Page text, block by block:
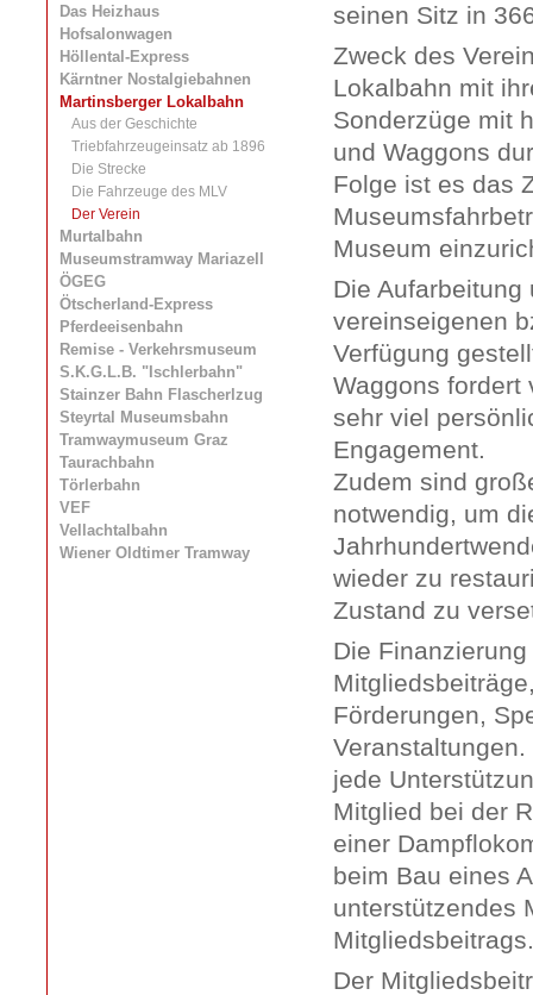
Das Heizhaus
Hofsalonwagen
Höllental-Express
Kärntner Nostalgiebahnen
Martinsberger Lokalbahn
Aus der Geschichte
Triebfahrzeugeinsatz ab 1896
Die Strecke
Die Fahrzeuge des MLV
Der Verein
Murtalbahn
Museumstramway Mariazell
ÖGEG
Ötscherland-Express
Pferdeeisenbahn
Remise - Verkehrsmuseum
S.K.G.L.B. "Ischlerbahn"
Stainzer Bahn Flascherlzug
Steyrtal Museumsbahn
Tramwaymuseum Graz
Taurachbahn
Törlerbahn
VEF
Vellachtalbahn
Wiener Oldtimer Tramway
seinen Sitz in
Zweck des
Lokalbahn mit
Sonderzüge mit
und Waggons
Folge ist es das
Museum
Die
vereinseigenen
Verfügung
Waggons fordert
sehr viel
Engagement.
Zudem sind
notwendig, um
wieder zu
Zustand zu
Die
Förderungen,
jede
Mitglied bei der
einer
beim Bau eines
unterstützendes
Mitgliedsbeitrags.
Der